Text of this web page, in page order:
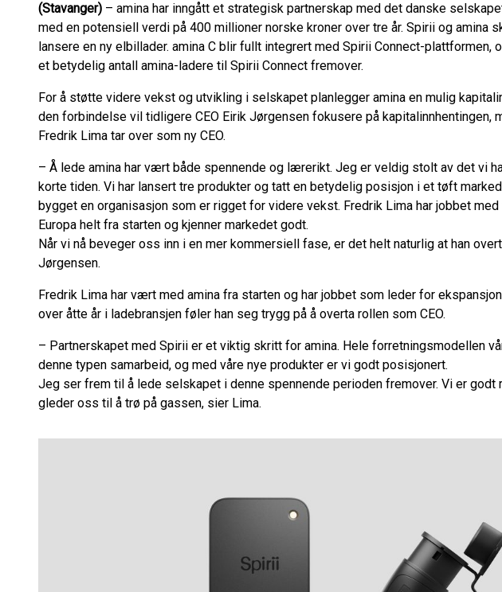
(Stavanger) – amina har inngått et strategisk partnerskap med det danske
med en potensiell verdi på 400 millioner norske kroner over tre år. Spirii og amina
lansere en ny elbillader. amina C blir fullt integrert med Spirii Connect-plattformen,
et betydelig antall amina-ladere til Spirii Connect fremover.
For å støtte videre vekst og utvikling i selskapet planlegger amina en mulig
den forbindelse vil tidligere CEO Eirik Jørgensen fokusere på kapitalinnhentingen,
Fredrik Lima tar over som ny CEO.
– Å lede amina har vært både spennende og lærerikt. Jeg er veldig stolt av det vi
korte tiden. Vi har lansert tre produkter og tatt en betydelig posisjon i et tøft
bygget en organisasjon som er rigget for videre vekst. Fredrik Lima har jobbet med
Europa helt fra starten og kjenner markedet godt.
Når vi nå beveger oss inn i en mer kommersiell fase, er det helt naturlig at han
Jørgensen.
Fredrik Lima har vært med amina fra starten og har jobbet som leder for
over åtte år i ladebransjen føler han seg trygg på å overta rollen som CEO.
– Partnerskapet med Spirii er et viktig skritt for amina. Hele forretningsmodellen
denne typen samarbeid, og med våre nye produkter er vi godt posisjonert.
Jeg ser frem til å lede selskapet i denne spennende perioden fremover. Vi er
gleder oss til å trø på gassen, sier Lima.